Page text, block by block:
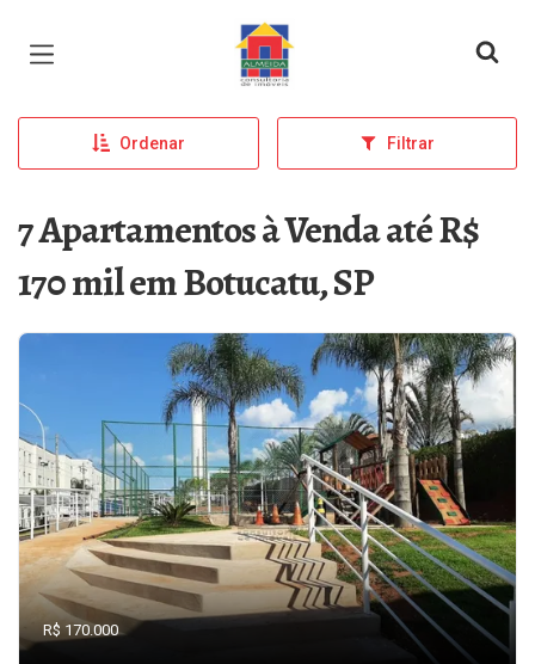
Página inicial
Ordenar Filtrar
7 Apartamentos à Venda até R$
170 mil em Botucatu, SP
R$ 170.000